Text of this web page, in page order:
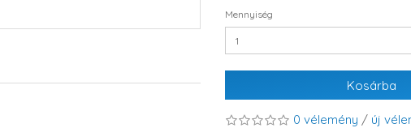
Mennyiség
Kosárba
0 vélemény / új